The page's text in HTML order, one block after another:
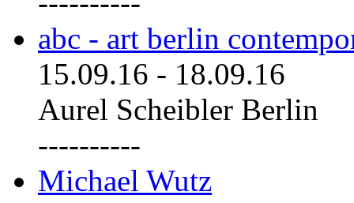
abc - art berlin
15.09.16 - 18.09.16
Aurel Scheibler Berlin
----------
Michael Wutz